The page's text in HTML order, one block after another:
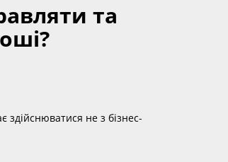
та
не з бізнес-